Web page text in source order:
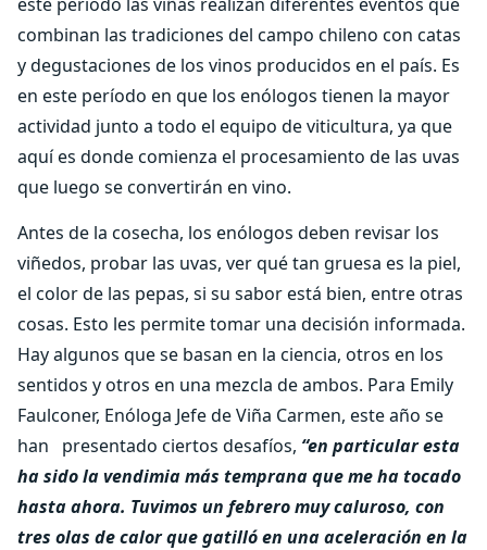
combinan las tradiciones del campo chileno con catas
y degustaciones de los vinos producidos en el país. Es
en este período en que los enólogos tienen la mayor
actividad junto a todo el equipo de viticultura, ya que
aquí es donde comienza el procesamiento de las uvas
que luego se convertirán en vino.
Antes de la cosecha, los enólogos deben revisar los
viñedos, probar las uvas, ver qué tan gruesa es la piel,
el color de las pepas, si su sabor está bien, entre otras
cosas. Esto les permite tomar una decisión informada.
Hay algunos que se basan en la ciencia, otros en los
sentidos y otros en una mezcla de ambos. Para Emily
Faulconer, Enóloga Jefe de Viña Carmen, este año se
han presentado ciertos desafíos, “en particular esta
ha sido la vendimia más temprana que me ha tocado
hasta ahora. Tuvimos un febrero muy caluroso, con
tres olas de calor que gatilló en una aceleración en la